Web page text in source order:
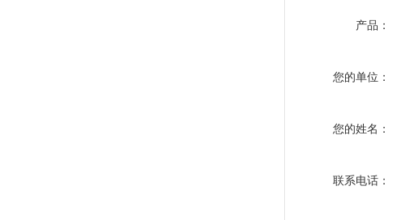
产品：
您的单位：
您的姓名：
联系电话：